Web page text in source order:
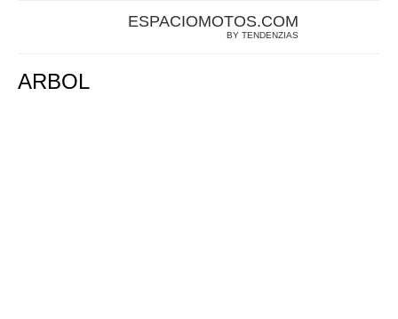
ESPACIOMOTOS.COM
BY TENDENZIAS
ARBOL